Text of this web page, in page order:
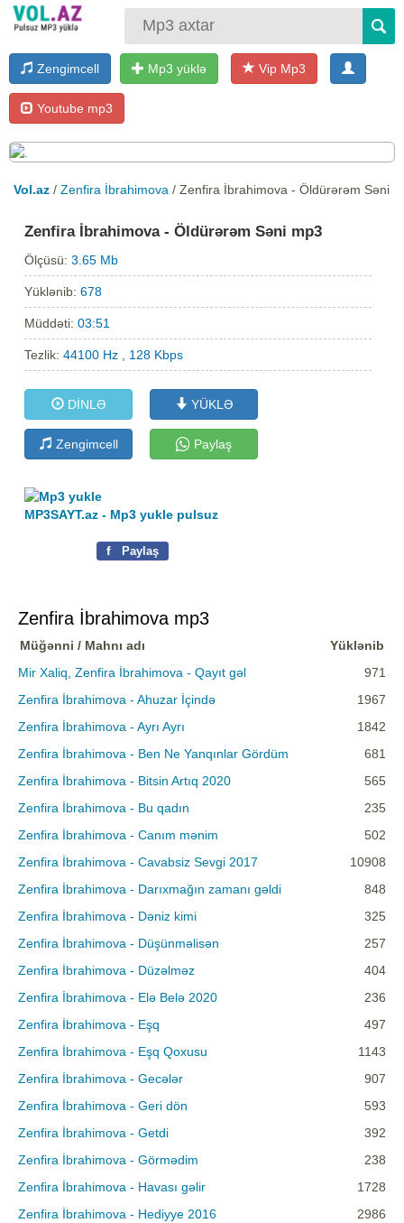
Zengimcell Mp3 yüklə Vip Mp3
Youtube mp3
Vol.az / Zenfira İbrahimova / Zenfira İbrahimova - Öldürərəm Səni
Zenfira İbrahimova - Öldürərəm Səni mp3
Ölçüsü:3.65 Mb
Yüklənib:678
Müddəti:03:51
Tezlik:44100 Hz , 128 Kbps
DİNLƏ YÜKLƏ
Zengimcell Paylaş
MP3SAYT.az - Mp3 yukle pulsuz
f Paylaş
Zenfira İbrahimova mp3
Müğənni / Mahnı adı
Yüklənib
Mir Xaliq, Zenfira İbrahimova - Qayıt gəl
971
Zenfira İbrahimova - Ahuzar İçində
1967
Zenfira İbrahimova - Ayrı Ayrı
1842
Zenfira İbrahimova - Ben Ne Yanqınlar Gördüm
681
Zenfira İbrahimova - Bitsin Artıq 2020
565
Zenfira İbrahimova - Bu qadın
235
Zenfira İbrahimova - Canım mənim
502
Zenfira İbrahimova - Cavabsiz Sevgi 2017
10908
Zenfira İbrahimova - Darıxmağın zamanı gəldi
848
Zenfira İbrahimova - Dəniz kimi
325
Zenfira İbrahimova - Düşünməlisən
257
Zenfira İbrahimova - Düzəlməz
404
Zenfira İbrahimova - Elə Belə 2020
236
Zenfira İbrahimova - Eşq
497
Zenfira İbrahimova - Eşq Qoxusu
1143
Zenfira İbrahimova - Gecələr
907
Zenfira İbrahimova - Geri dön
593
Zenfira İbrahimova - Getdi
392
Zenfira İbrahimova - Görmədim
238
Zenfira İbrahimova - Havası gəlir
1728
Zenfira İbrahimova - Hediyye 2016
2986